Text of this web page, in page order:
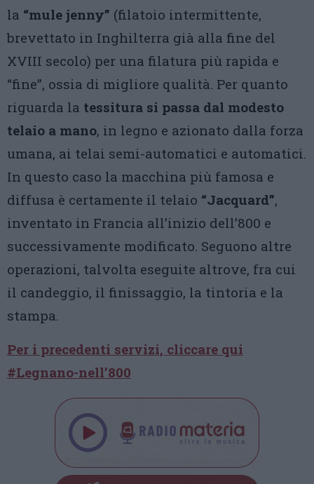
la “mule jenny” (filatoio intermittente,
brevettato in Inghilterra già alla fine del
XVIII secolo) per una filatura più rapida e
“fine”, ossia di migliore qualità. Per quanto
riguarda la tessitura si passa dal modesto
telaio a mano, in legno e azionato dalla forza
umana, ai telai semi-automatici e automatici.
In questo caso la macchina più famosa e
diffusa è certamente il telaio “Jacquard”,
inventato in Francia all’inizio dell’800 e
successivamente modificato. Seguono altre
operazioni, talvolta eseguite altrove, fra cui
il candeggio, il finissaggio, la tintoria e la
stampa.
Per i precedenti servizi, cliccare qui
#Legnano-nell’800